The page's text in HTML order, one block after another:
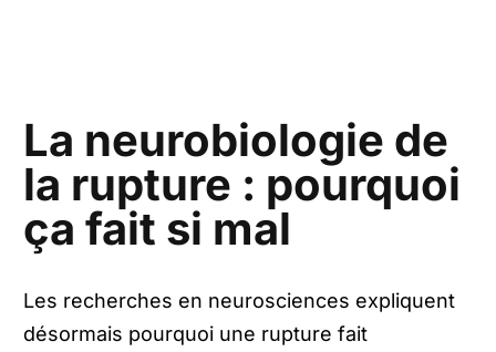
La neurobiologie de
la rupture : pourquoi
ça fait si mal
Les recherches en neurosciences expliquent
désormais pourquoi une rupture fait